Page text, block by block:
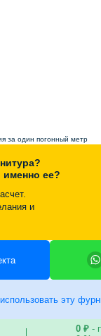
за один погонный метр
именно ее?
и
эту
0 ₽-